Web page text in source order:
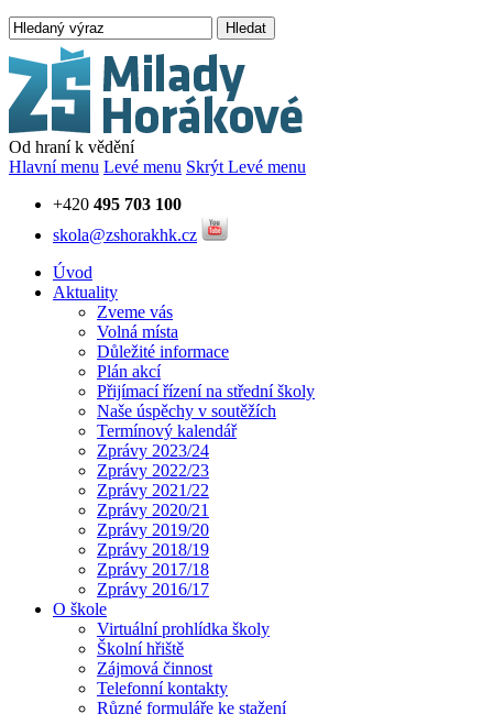
Hledat
Od hraní k vědění
Hlavní menu Levé menu Skrýt Levé menu
+420 495 703 100
skola@zshorakhk.cz
Úvod
Aktuality
Zveme vás
Volná místa
Důležité informace
Plán akcí
Přijímací řízení na střední školy
Naše úspěchy v soutěžích
Termínový kalendář
Zprávy 2023/24
Zprávy 2022/23
Zprávy 2021/22
Zprávy 2020/21
Zprávy 2019/20
Zprávy 2018/19
Zprávy 2017/18
Zprávy 2016/17
O škole
Virtuální prohlídka školy
Školní hřiště
Zájmová činnost
Telefonní kontakty
Různé formuláře ke stažení